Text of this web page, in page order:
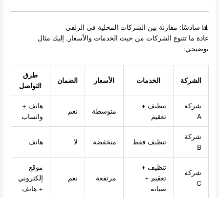
📊 سادسًا: مقارنة بين الشركات المحلية في الزلفي
عادة ما تتنوع الشركات من حيث الخدمات والأسعار. إليك مثال
توضيحي:
الشركة الخدمات الأسعار الضمان
طرق
التواصل
شركة
A
تنظيف +
تعقيم
متوسطة نعم
هاتف +
واتساب
شركة
B
تنظيف فقط منخفضة لا هاتف
شركة
C
تنظيف +
تعقيم +
صيانة
مرتفعة نعم
موقع
إلكتروني
+ هاتف